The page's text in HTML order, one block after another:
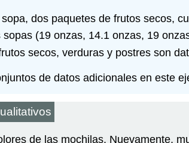
dos paquetes de frutos secos,
sopas (19 onzas, 14.1 onzas, 19
secos, verduras y postres son
de datos adicionales en este
de las mochilas. Nuevamente,